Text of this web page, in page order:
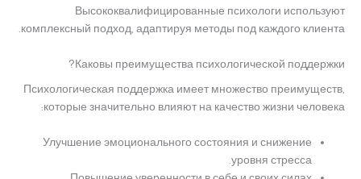
Высококвалифицированные психологи используют
комплексный подход, адаптируя методы под каждого клиента.
Каковы преимущества психологической поддержки?
Психологическая поддержка имеет множество преимуществ,
которые значительно влияют на качество жизни человека:
Улучшение эмоционального состояния и снижение
уровня стресса.